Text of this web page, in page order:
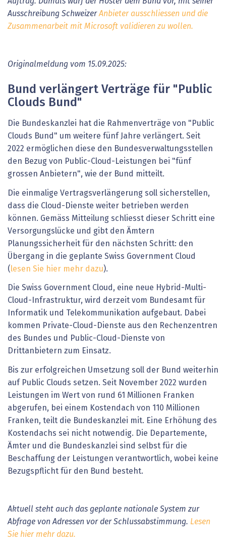
Ausschreibung SchweizerAnbieter ausschliessen und die
Zusammenarbeit mit Microsoft validieren zu wollen.
Originalmeldung vom 15.09.2025:
Bund verlängert Verträge für "Public
Clouds Bund"
Die Bundeskanzlei hat die Rahmenverträge von "Public
Clouds Bund" um weitere fünf Jahre verlängert. Seit
2022 ermöglichen diese den Bundesverwaltungsstellen
den Bezug von Public-Cloud-Leistungen bei "fünf
grossen Anbietern", wie der Bund mitteilt.
Die einmalige Vertragsverlängerung soll sicherstellen,
dass die Cloud-Dienste weiter betrieben werden
können. Gemäss Mitteilung schliesst dieser Schritt eine
Versorgungslücke und gibt den Ämtern
Planungssicherheit für den nächsten Schritt: den
Übergang in die geplante Swiss Government Cloud
( lesen Sie hier mehr dazu).
Die Swiss Government Cloud, eine neue Hybrid-Multi-
Cloud-Infrastruktur, wird derzeit vom Bundesamt für
Informatik und Telekommunikation aufgebaut. Dabei
kommen Private-Cloud-Dienste aus den Rechenzentren
des Bundes und Public-Cloud-Dienste von
Drittanbietern zum Einsatz.
Bis zur erfolgreichen Umsetzung soll der Bund weiterhin
auf Public Clouds setzen. Seit November 2022 wurden
Leistungen im Wert von rund 61 Millionen Franken
abgerufen, bei einem Kostendach von 110 Millionen
Franken, teilt die Bundeskanzlei mit. Eine Erhöhung des
Kostendachs sei nicht notwendig. Die Departemente,
Ämter und die Bundeskanzlei sind selbst für die
Beschaffung der Leistungen verantwortlich, wobei keine
Bezugspflicht für den Bund besteht.
Aktuell steht auch das geplante nationale System zur
Abfrage von Adressen vor der Schlussabstimmung. Lesen
Sie hier mehr dazu.